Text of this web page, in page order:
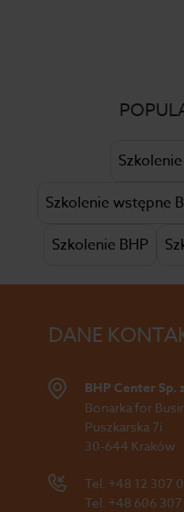
Szkolenie wstępne
Szkolenie BHP
DANE
BHP Center Sp.
Bonarka for
Puszkarska 7i
30-644 Kraków
Tel. +48 12 307
Tel. +48 606